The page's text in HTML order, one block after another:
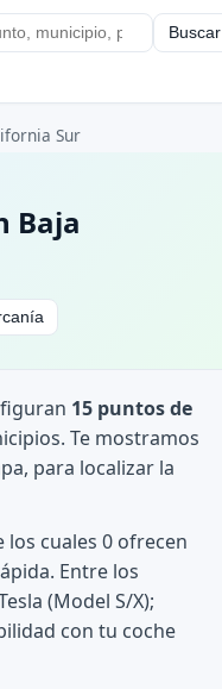
Buscar
Sur
Baja
15 puntos de
Te mostramos
para localizar la
los cuales 0 ofrecen
Entre los
(Model S/X);
con tu coche